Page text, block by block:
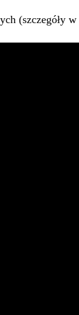
(szczegóły w